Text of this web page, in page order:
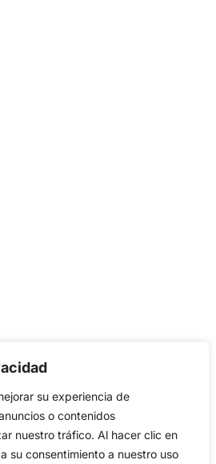
su experiencia de
o contenidos
nuestro tráfico. Al hacer clic en
su consentimiento a nuestro uso